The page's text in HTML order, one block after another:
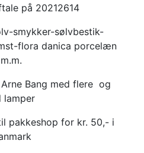
på 20212614
smykker-sølvbestik-
flora danica porcelæn
m.m.
Bang med flere og
lamper
pakkeshop for kr. 50,- i